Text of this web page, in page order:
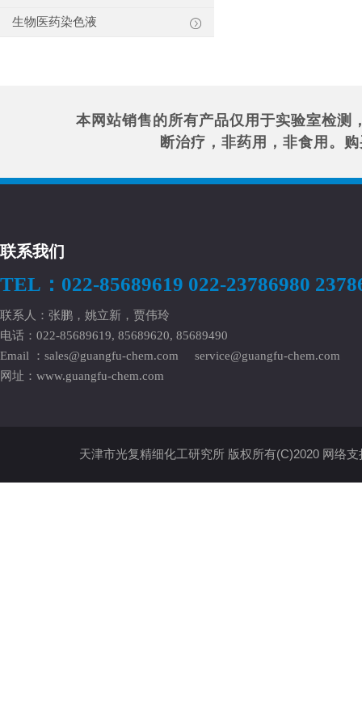
生物医药染色液
本网站销售的所有产品仅用于实验室检测
断治疗，非药用，非食用。
联系我们
TEL：022-85689619 022-23786980
联系人：张鹏，姚立新，贾伟玲
电话：022-85689619, 85689620, 85689490
Email ： sales@guangfu-chem.com
service@guangfu-chem.com
网址： www.guangfu-chem.com
天津市光复精细化工研究所版权所有(C)2020 网络支